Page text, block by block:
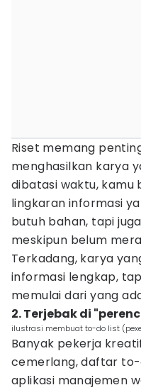
Riset memang
menghasilkan karya
dibatasi waktu, kamu
lingkaran informasi
butuh bahan, tapi
meskipun belum
Terkadang, karya
informasi lengkap,
memulai dari yang
2. Terjebak di
ilustrasi membuat to-do list
Banyak pekerja
cemerlang, daftar
aplikasi manajemen